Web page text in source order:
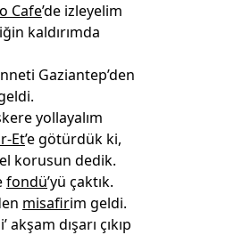
Cafe’de izleyelim
kaldırımda
Gaziantep’den
yollayalım
Et’e götürdük ki,
korusun dedik.
fondü’yü çaktık.
misafirim geldi.
akşam dışarı çıkıp